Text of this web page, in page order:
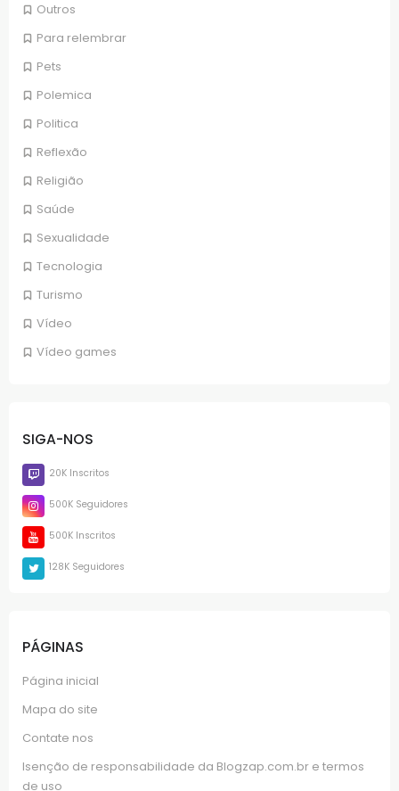
Outros
Para relembrar
Pets
Polemica
Politica
Reflexão
Religião
Saúde
Sexualidade
Tecnologia
Turismo
Vídeo
Vídeo games
SIGA-NOS
20K Inscritos
500K Seguidores
500K Inscritos
128K Seguidores
PÁGINAS
Página inicial
Mapa do site
Contate nos
Isenção de responsabilidade da Blogzap.com.br e termos
de uso